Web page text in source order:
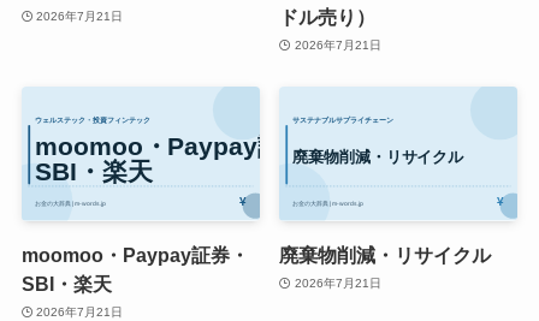
2026年7月21日
ドル売り）
2026年7月21日
moomoo・Paypay証券・
SBI・楽天
2026年7月21日
廃棄物削減・リサイクル
2026年7月21日